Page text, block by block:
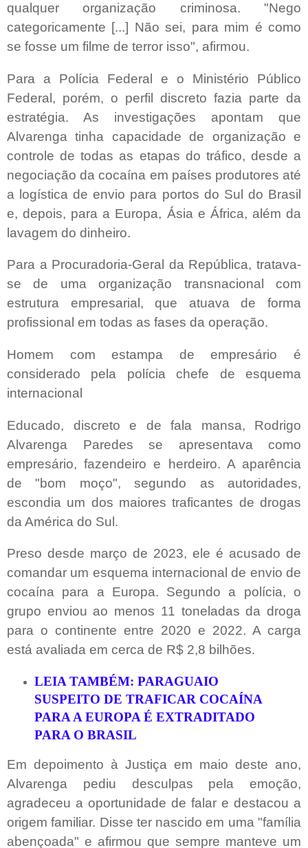
qualquer organização criminosa. "Nego
categoricamente [...] Não sei, para mim é como
se fosse um filme de terror isso", afirmou.
Para a Polícia Federal e o Ministério Público
Federal, porém, o perfil discreto fazia parte da
estratégia. As investigações apontam que
Alvarenga tinha capacidade de organização e
controle de todas as etapas do tráfico, desde a
negociação da cocaína em países produtores até
a logística de envio para portos do Sul do Brasil
e, depois, para a Europa, Ásia e África, além da
lavagem do dinheiro.
Para a Procuradoria-Geral da República, tratava-
se de uma organização transnacional com
estrutura empresarial, que atuava de forma
profissional em todas as fases da operação.
Homem com estampa de empresário é
considerado pela polícia chefe de esquema
internacional
Educado, discreto e de fala mansa, Rodrigo
Alvarenga Paredes se apresentava como
empresário, fazendeiro e herdeiro. A aparência
de "bom moço", segundo as autoridades,
escondia um dos maiores traficantes de drogas
da América do Sul.
Preso desde março de 2023, ele é acusado de
comandar um esquema internacional de envio de
cocaína para a Europa. Segundo a polícia, o
grupo enviou ao menos 11 toneladas da droga
para o continente entre 2020 e 2022. A carga
está avaliada em cerca de R$ 2,8 bilhões.
LEIA TAMBÉM: PARAGUAIO
SUSPEITO DE TRAFICAR COCAÍNA
PARA A EUROPA É EXTRADITADO
PARA O BRASIL
Em depoimento à Justiça em maio deste ano,
Alvarenga pediu desculpas pela emoção,
agradeceu a oportunidade de falar e destacou a
origem familiar. Disse ter nascido em uma "família
abençoada" e afirmou que sempre manteve um